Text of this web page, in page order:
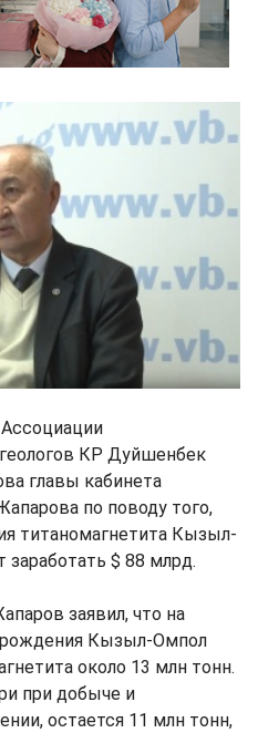
КР Дуйшенбек
главы кабинета
по поводу того,
титаномагнетита Кызыл-
$ 88 млрд.
заявил, что на
Кызыл-Омпол
около 13 млн тонн.
при добыче и
остается 11 млн тонн,